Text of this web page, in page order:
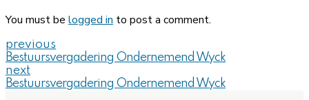
You must be logged in to post a comment.
previous
Bestuursvergadering Ondernemend Wyck
next
Bestuursvergadering Ondernemend Wyck